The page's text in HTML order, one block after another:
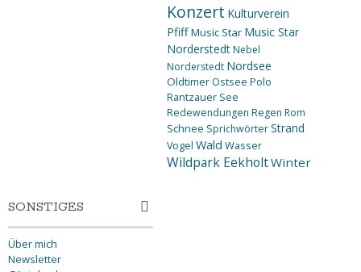
Konzert Kulturverein
PfiffMusic Star Music Star
Norderstedt Nebel
Norderstedt Nordsee
OldtimerOstsee Polo
Rantzauer See
Redewendungen Regen Rom
Schnee SprichwörterStrand
Vogel Wald Wasser
Wildpark EekholtWinter
SONSTIGES
Über mich
Newsletter